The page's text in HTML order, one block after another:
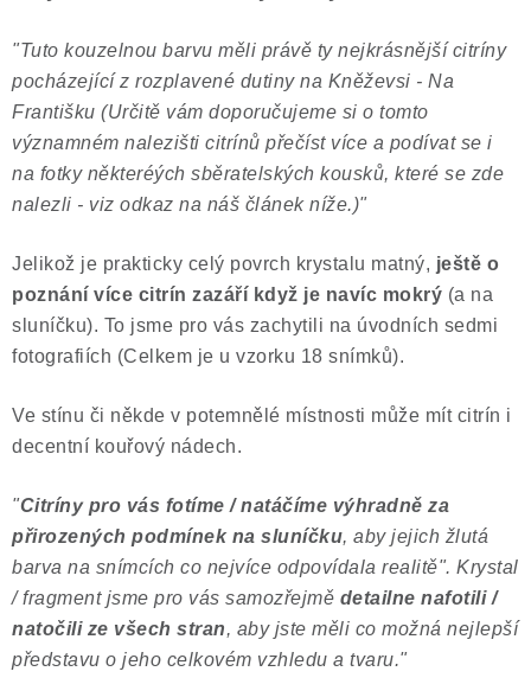
"Tuto kouzelnou barvu měli právě ty nejkrásnější citríny
pocházející z rozplavené dutiny na Kněževsi - Na
Františku (Určitě vám doporučujeme si o tomto
významném nalezišti citrínů přečíst více a podívat se i
na fotky některéých sběratelských kousků, které se zde
nalezli - viz odkaz na náš článek níže.)"
Jelikož je prakticky celý povrch krystalu matný, ještě o
poznání více citrín zazáří když je navíc mokrý (a na
sluníčku). To jsme pro vás zachytili na úvodních sedmi
fotografiích (Celkem je u vzorku 18 snímků).
Ve stínu či někde v potemnělé místnosti může mít citrín i
decentní kouřový nádech.
"Citríny pro vás fotíme / natáčíme výhradně za
přirozených podmínek na sluníčku, aby jejich žlutá
barva na snímcích co nejvíce odpovídala realitě". Krystal
/ fragment jsme pro vás samozřejmě detailne nafotili /
natočili ze všech stran, aby jste měli co možná nejlepší
představu o jeho celkovém vzhledu a tvaru."